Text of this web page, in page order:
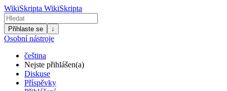
WikiSkripta WikiSkripta
Přihlaste se ↓
Osobní nástroje
čeština
Nejste přihlášen(a)
Diskuse
Příspěvky